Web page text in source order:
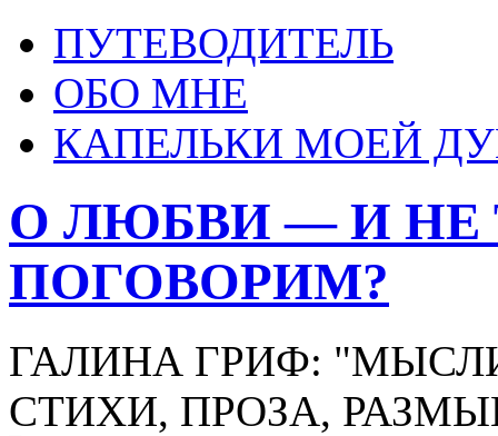
ПУТЕВОДИТЕЛЬ
ОБО МНЕ
КАПЕЛЬКИ МОЕЙ
О ЛЮБВИ — И НЕ
ПОГОВОРИМ?
ГАЛИНА ГРИФ:
СТИХИ, ПРОЗА,